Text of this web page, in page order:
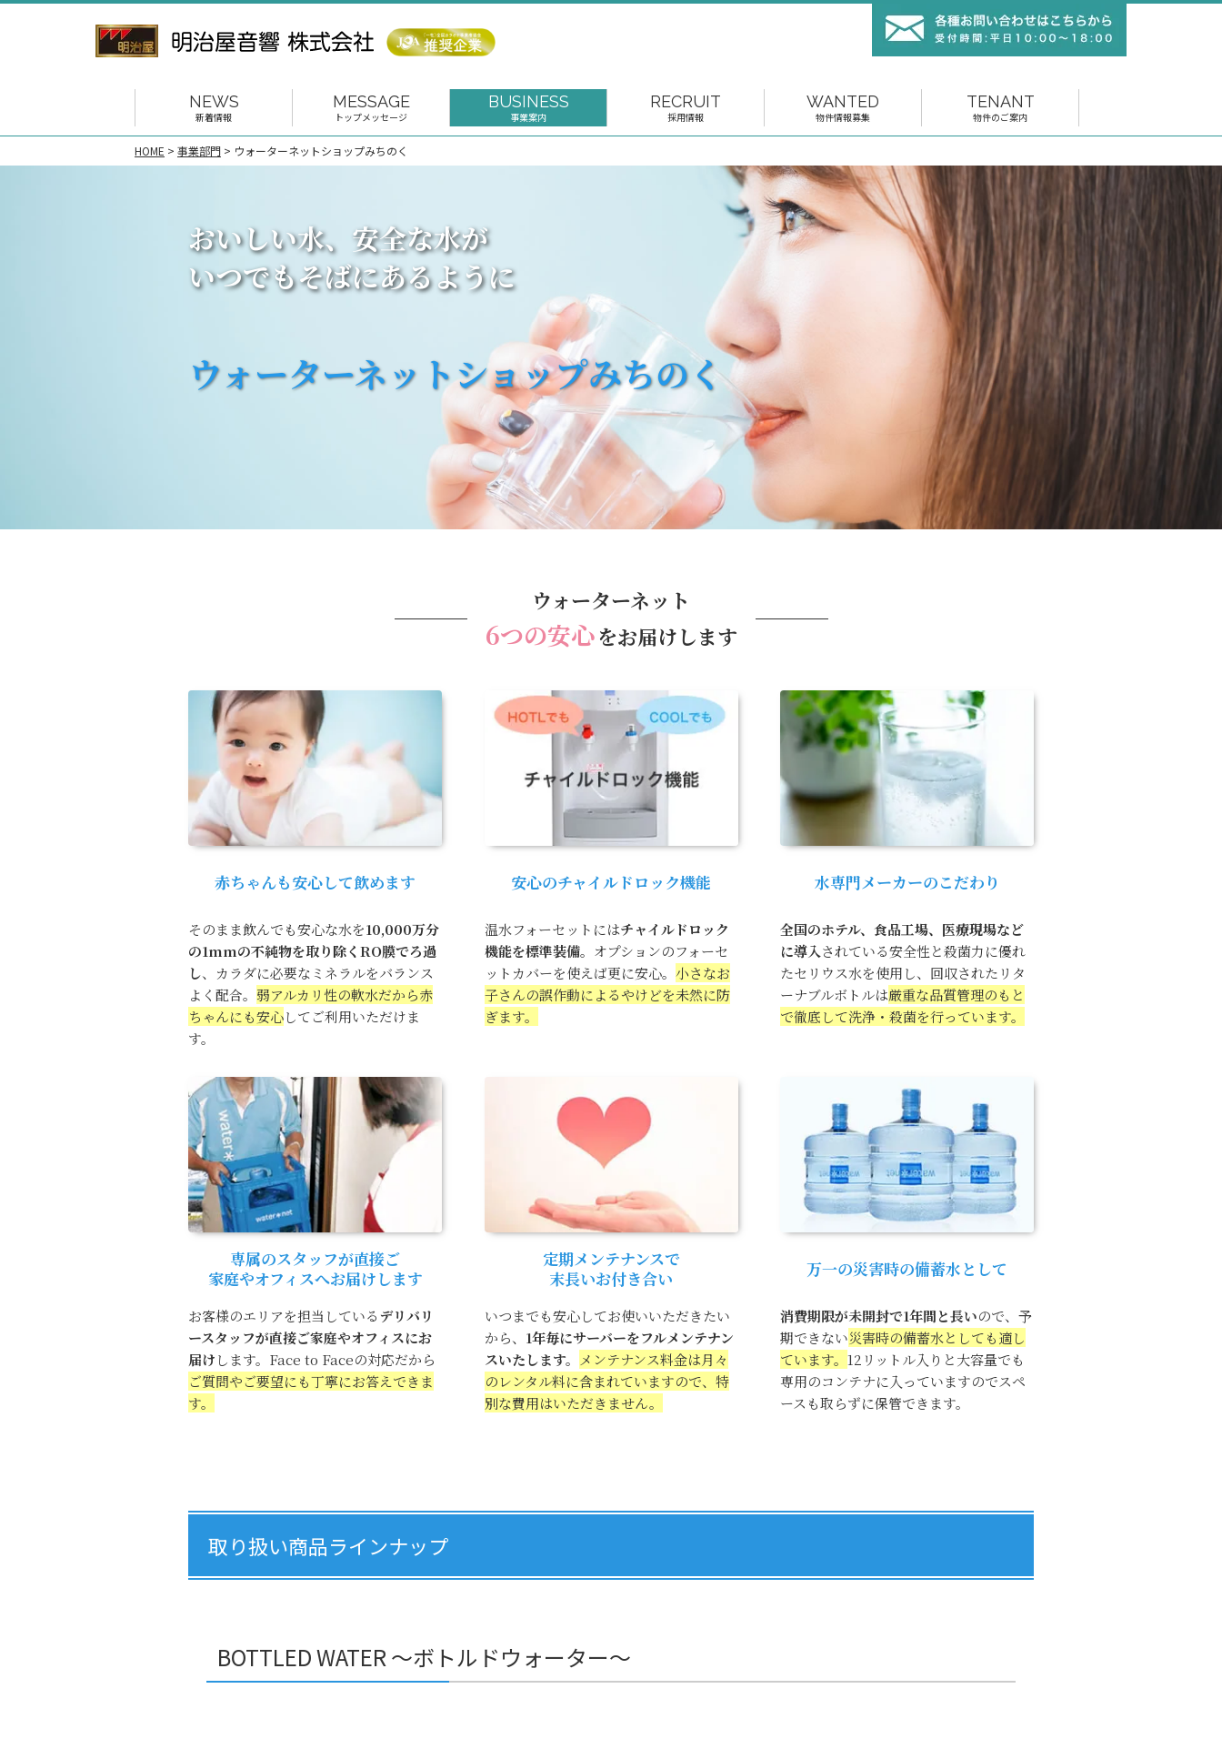
NEWS
新着情報
MESSAGE
トップメッセージ
BUSINESS
事業案内
RECRUIT
採用情報
WANTED
物件情報募集
TENANT
物件のご案内
HOME > 事業部門 > ウォーターネットショップみちのく
おいしい水、安全な水が
いつでもそばにあるように
ウォーターネットショップみちのく
ウォーターネット
6つの安心 をお届けします
赤ちゃんも安心して飲めます
そのまま飲んでも安心な水を10,000万分
の1mmの不純物を取り除くRO膜でろ過
し、カラダに必要なミネラルをバランス
よく配合。 弱アルカリ性の軟水だから赤
ちゃんにも安心してご利用いただけま
す。
安心のチャイルドロック機能
温水フォーセットにはチャイルドロック
機能を標準装備。オプションのフォーセ
ットカバーを使えば更に安心。 小さなお
子さんの誤作動によるやけどを未然に防
ぎます。
水専門メーカーのこだわり
全国のホテル、食品工場、医療現場など
に導入されている安全性と殺菌力に優れ
たセリウス水を使用し、回収されたリタ
ーナブルボトルは厳重な品質管理のもと
で徹底して洗浄・殺菌を行っています。
専属のスタッフが直接ご
家庭やオフィスへお届けします
お客様のエリアを担当している デリバリ
ースタッフが直接ご家庭やオフィスにお
届けします。Face to Faceの対応だから
ご質問やご要望にも丁寧にお答えできま
す。
定期メンテナンスで
末長いお付き合い
いつまでも安心してお使いいただきたい
から、 1年毎にサーバーをフルメンテナン
スいたします。 メンテナンス料金は月々
のレンタル料に含まれていますので、特
別な費用はいただきません。
万一の災害時の備蓄水として
消費期限が未開封で1年間と長いので、予
期できない災害時の備蓄水としても適し
ています。 12リットル入りと大容量でも
専用のコンテナに入っていますのでスペ
ースも取らずに保管できます。
取り扱い商品ラインナップ
BOTTLED WATER～ボトルドウォーター～